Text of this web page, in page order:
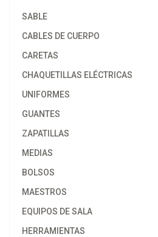
SABLE
CABLES DE CUERPO
CARETAS
CHAQUETILLAS ELÉCTRICAS
UNIFORMES
GUANTES
ZAPATILLAS
MEDIAS
BOLSOS
MAESTROS
EQUIPOS DE SALA
HERRAMIENTAS